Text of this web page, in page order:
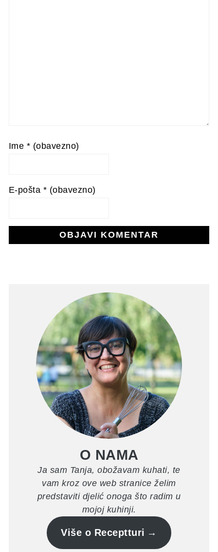
Ime * (obavezno)
E-pošta * (obavezno)
O NAMA
Ja sam Tanja, obožavam kuhati, te
vam kroz ove web stranice želim
predstaviti djelić onoga što radim u
mojoj kuhinji.
Više o Receptturi